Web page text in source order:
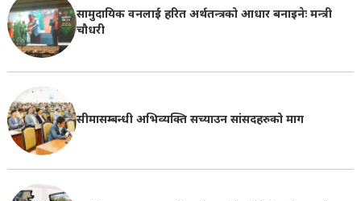
सामुदायिक वनलाई हरित अर्थतन्त्रको आधार बनाइनेः मन्त्री
चौधरी
सीमासम्बन्धी अभिव्यक्ति सच्याउन सांसदहरुको माग